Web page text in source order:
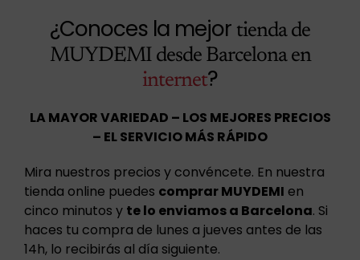
¿Conoces la mejor tienda de
MUYDEMI desde Barcelona en
internet?
LA MAYOR VARIEDAD – LOS MEJORES PRECIOS
– EL SERVICIO MÁS RÁPIDO
Mira nuestros precios y convéncete. En nuestra
tienda online puedes comprar MUYDEMI en
cinco minutos y te lo enviamos a Barcelona. Si
haces tu compra de lunes a jueves antes de las
14h, lo recibirás al día siguiente.